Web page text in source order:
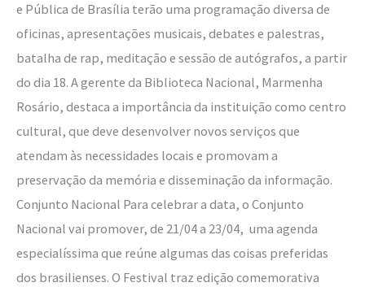
e Pública de Brasília terão uma programação diversa de
oficinas, apresentações musicais, debates e palestras,
batalha de rap, meditação e sessão de autógrafos, a partir
do dia 18. A gerente da Biblioteca Nacional, Marmenha
Rosário, destaca a importância da instituição como centro
cultural, que deve desenvolver novos serviços que
atendam às necessidades locais e promovam a
preservação da memória e disseminação da informação.
Conjunto Nacional Para celebrar a data, o Conjunto
Nacional vai promover, de 21/04 a 23/04, uma agenda
especialíssima que reúne algumas das coisas preferidas
dos brasilienses. O Festival traz edição comemorativa